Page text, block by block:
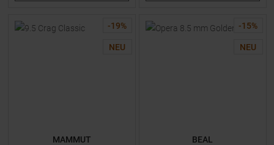
-19%
NEU
MAMMUT
-15%
NEU
BEAL